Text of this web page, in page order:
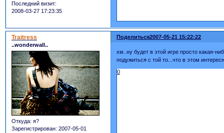
Последний визит:
2008-03-27 17:23:35
Поделиться2007-05-21 15:22:22
Traitress
..wonderwall..
Откуда: я?
Зарегистрирован: 2007-05-01
хм..ну будет в этой игре просто какая-
подужиться с той то...что в этом
0